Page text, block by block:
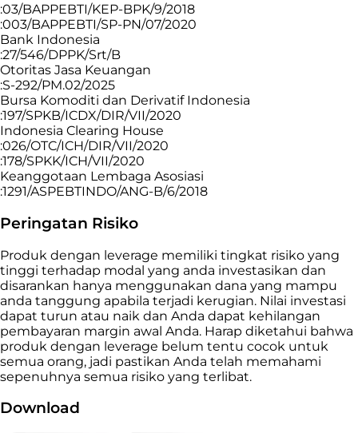
:03/BAPPEBTI/KEP-BPK/9/2018
:003/BAPPEBTI/SP-PN/07/2020
Bank Indonesia
:27/546/DPPK/Srt/B
Otoritas Jasa Keuangan
:S-292/PM.02/2025
Bursa Komoditi dan Derivatif Indonesia
:197/SPKB/ICDX/DIR/VII/2020
Indonesia Clearing House
:026/OTC/ICH/DIR/VII/2020
:178/SPKK/ICH/VII/2020
Keanggotaan Lembaga Asosiasi
:1291/ASPEBTINDO/ANG-B/6/2018
Peringatan Risiko
Produk dengan leverage memiliki tingkat risiko yang
tinggi terhadap modal yang anda investasikan dan
disarankan hanya menggunakan dana yang mampu
anda tanggung apabila terjadi kerugian. Nilai investasi
dapat turun atau naik dan Anda dapat kehilangan
pembayaran margin awal Anda. Harap diketahui bahwa
produk dengan leverage belum tentu cocok untuk
semua orang, jadi pastikan Anda telah memahami
sepenuhnya semua risiko yang terlibat.
Download